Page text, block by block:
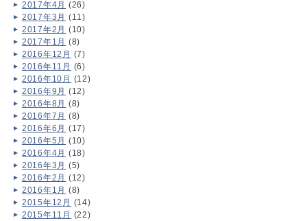
2017年4月 (26)
2017年3月 (11)
2017年2月 (10)
2017年1月 (8)
2016年12月 (7)
2016年11月 (6)
2016年10月 (12)
2016年9月 (12)
2016年8月 (8)
2016年7月 (8)
2016年6月 (17)
2016年5月 (10)
2016年4月 (18)
2016年3月 (5)
2016年2月 (12)
2016年1月 (8)
2015年12月 (14)
2015年11月 (22)